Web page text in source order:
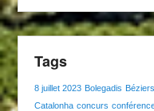
Tags
8 juillet 2023 Bolegadis Béziers
Catalonha concurs